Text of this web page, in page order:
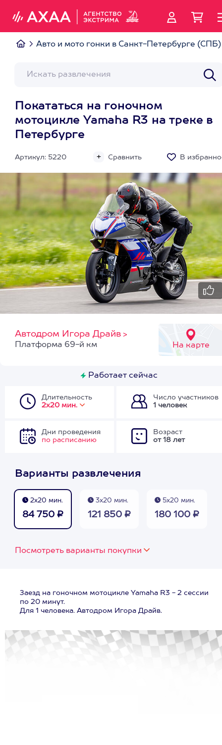
Авто и мото гонки в Санкт-Петербурге (СПБ)
Покататься на гоночном
мотоцикле Yamaha R3 на треке в
Петербурге
Артикул: 5220 Сравнить В
Автодром Игора Драйв >
На карте
Платформа 69-й км
Работает сейчас
Длительность
2х20 мин.
Число участников
1 человек
Дни проведения
по расписанию
Возраст
от 18 лет
Варианты развлечения
2х20 мин.
84 750 ₽
3х20 мин.
121 850 ₽
5х20 мин.
180 100 ₽
Посмотреть варианты покупки
Заезд на гоночном мотоцикле Yamaha R3 - 2 сессии
по 20 минут.
Для 1 человека. Автодром Игора Драйв.